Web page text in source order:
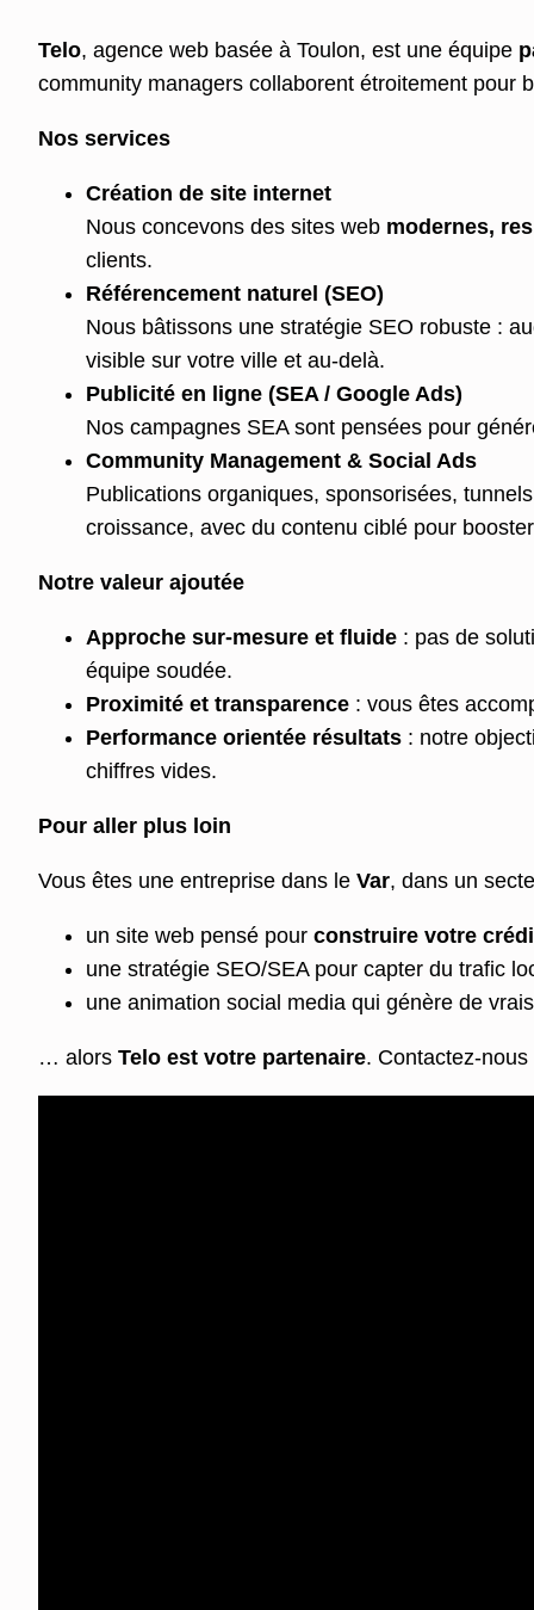
Telo, agence web basée à Toulon, est une équipe
community managers collaborent étroitement
Nos services
Création de site internet
Nous concevons des sites web modernes,
clients.
Référencement naturel (SEO)
Nous bâtissons une stratégie SEO robuste :
visible sur votre ville et au-delà.
Publicité en ligne (SEA / Google Ads)
Nos campagnes SEA sont pensées pour
Community Management & Social Ads
Publications organiques, sponsorisées,
croissance, avec du contenu ciblé pour
Notre valeur ajoutée
Approche sur-mesure et fluide : pas de
équipe soudée.
Proximité et transparence : vous êtes
Performance orientée résultats : notre
chiffres vides.
Pour aller plus loin
Vous êtes une entreprise dans le Var, dans un
un site web pensé pour construire votre
une stratégie SEO/SEA pour capter du trafic
une animation social media qui génère de
… alors Telo est votre partenaire. Contactez-